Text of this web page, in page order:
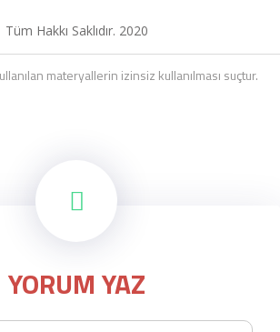
Tüm Hakkı Saklıdır. 2020
materyallerin izinsiz kullanılması suçtur.
YORUM YAZ